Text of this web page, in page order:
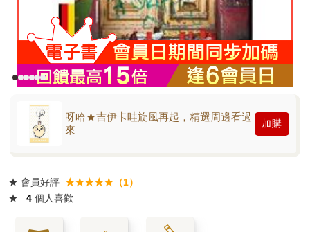
呀哈★吉伊卡哇旋風再起，精選周邊看過
來
加購
★ 會員好評 ★★★★★（1）
★
4 個人喜歡